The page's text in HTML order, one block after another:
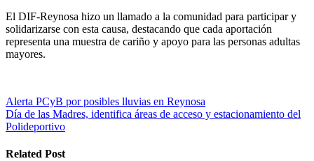
El DIF-Reynosa hizo un llamado a la comunidad para participar y
solidarizarse con esta causa, destacando que cada aportación
representa una muestra de cariño y apoyo para las personas adultas
mayores.
Navegación
de
Alerta PCyB por posibles lluvias en Reynosa
Día de las Madres, identifica áreas de acceso y estacionamiento del
Polideportivo
Related Post